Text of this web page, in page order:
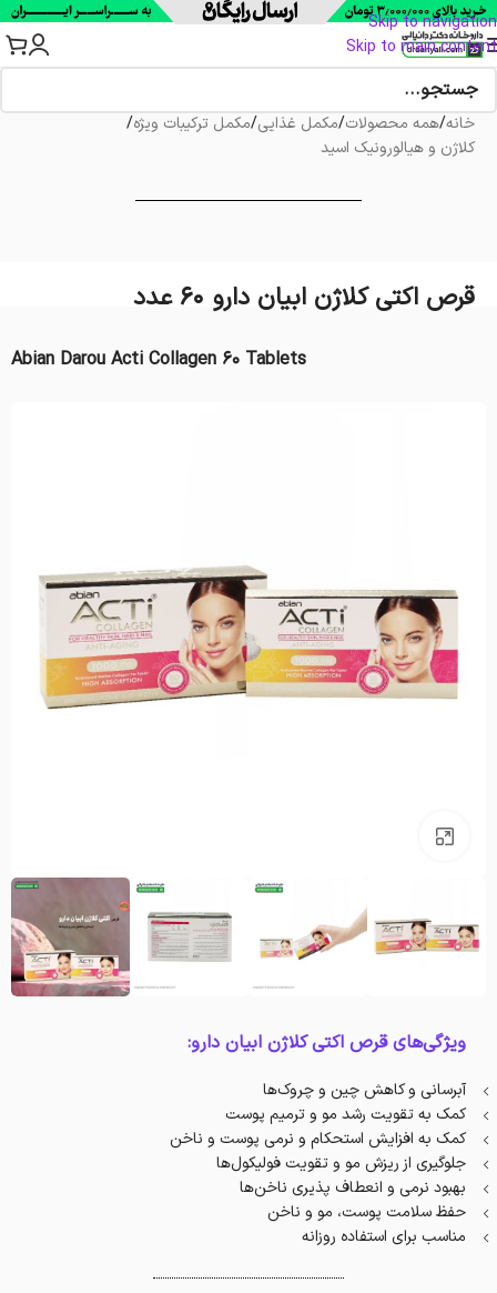
Skip to navigation
Skip to main content
خانه/همه محصولات/مکمل غذایی/مکمل ترکیبات ویژه/
کلاژن و هیالورونیک اسید
قرص اکتی کلاژن ابیان دارو 60 عدد
Abian Darou Acti Collagen 60 Tablets
ویژگی‌های قرص اکتی کلاژن ابیان دارو:
آبرسانی و کاهش چین و چروک‌ها
کمک به تقویت رشد مو و ترمیم پوست
کمک به افزایش استحکام و نرمی پوست و ناخن‌
جلوگیری از ریزش مو و تقویت فولیکول‌ها
بهبود نرمی و انعطاف پذیری ناخن‌ها
حفظ سلامت پوست، مو و ناخن
مناسب برای استفاده روزانه